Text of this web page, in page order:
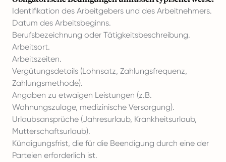
Identifikation des Arbeitgebers und des Arbeitnehmers.
Datum des Arbeitsbeginns.
Berufsbezeichnung oder Tätigkeitsbeschreibung.
Arbeitsort.
Arbeitszeiten.
Vergütungsdetails (Lohnsatz, Zahlungsfrequenz,
Zahlungsmethode).
Angaben zu etwaigen Leistungen (z.B.
Wohnungszulage, medizinische Versorgung).
Urlaubsansprüche (Jahresurlaub, Krankheitsurlaub,
Mutterschaftsurlaub).
Kündigungsfrist, die für die Beendigung durch eine der
Parteien erforderlich ist.